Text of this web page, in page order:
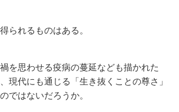
られるものはある。
を思わせる疫病の蔓延なども描かれた
現代にも通じる「生き抜くことの尊さ」
ではないだろうか。